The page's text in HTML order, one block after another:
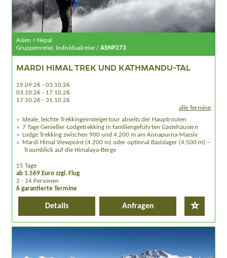
Asien > Nepal
Gruppenreise, Individualreise / ASNP273
MARDI HIMAL TREK UND KATHMANDU-TAL
19.09.26 - 03.10.26
03.10.26 - 17.10.26
17.10.26 - 31.10.26
alle Termine
Ideale, leichte Trekkingeinsteigertour abseits der Hauptrouten
7 Tage Genießer-Lodgetrekking in familiengeführten Gästehäusern
Lodge Trekking zwischen 900 und 4.200 m am Annapurna-Massiv
Mardi Himal Viewpoint (4.200 m) oder optional Basislager (4.500 m) –
Traumblick auf die Himalaya-Berge
15 Tage
ab 1.569 Euro zzgl. Flug
2 - 14 Personen
6 garantierte Termine
Details Anfragen